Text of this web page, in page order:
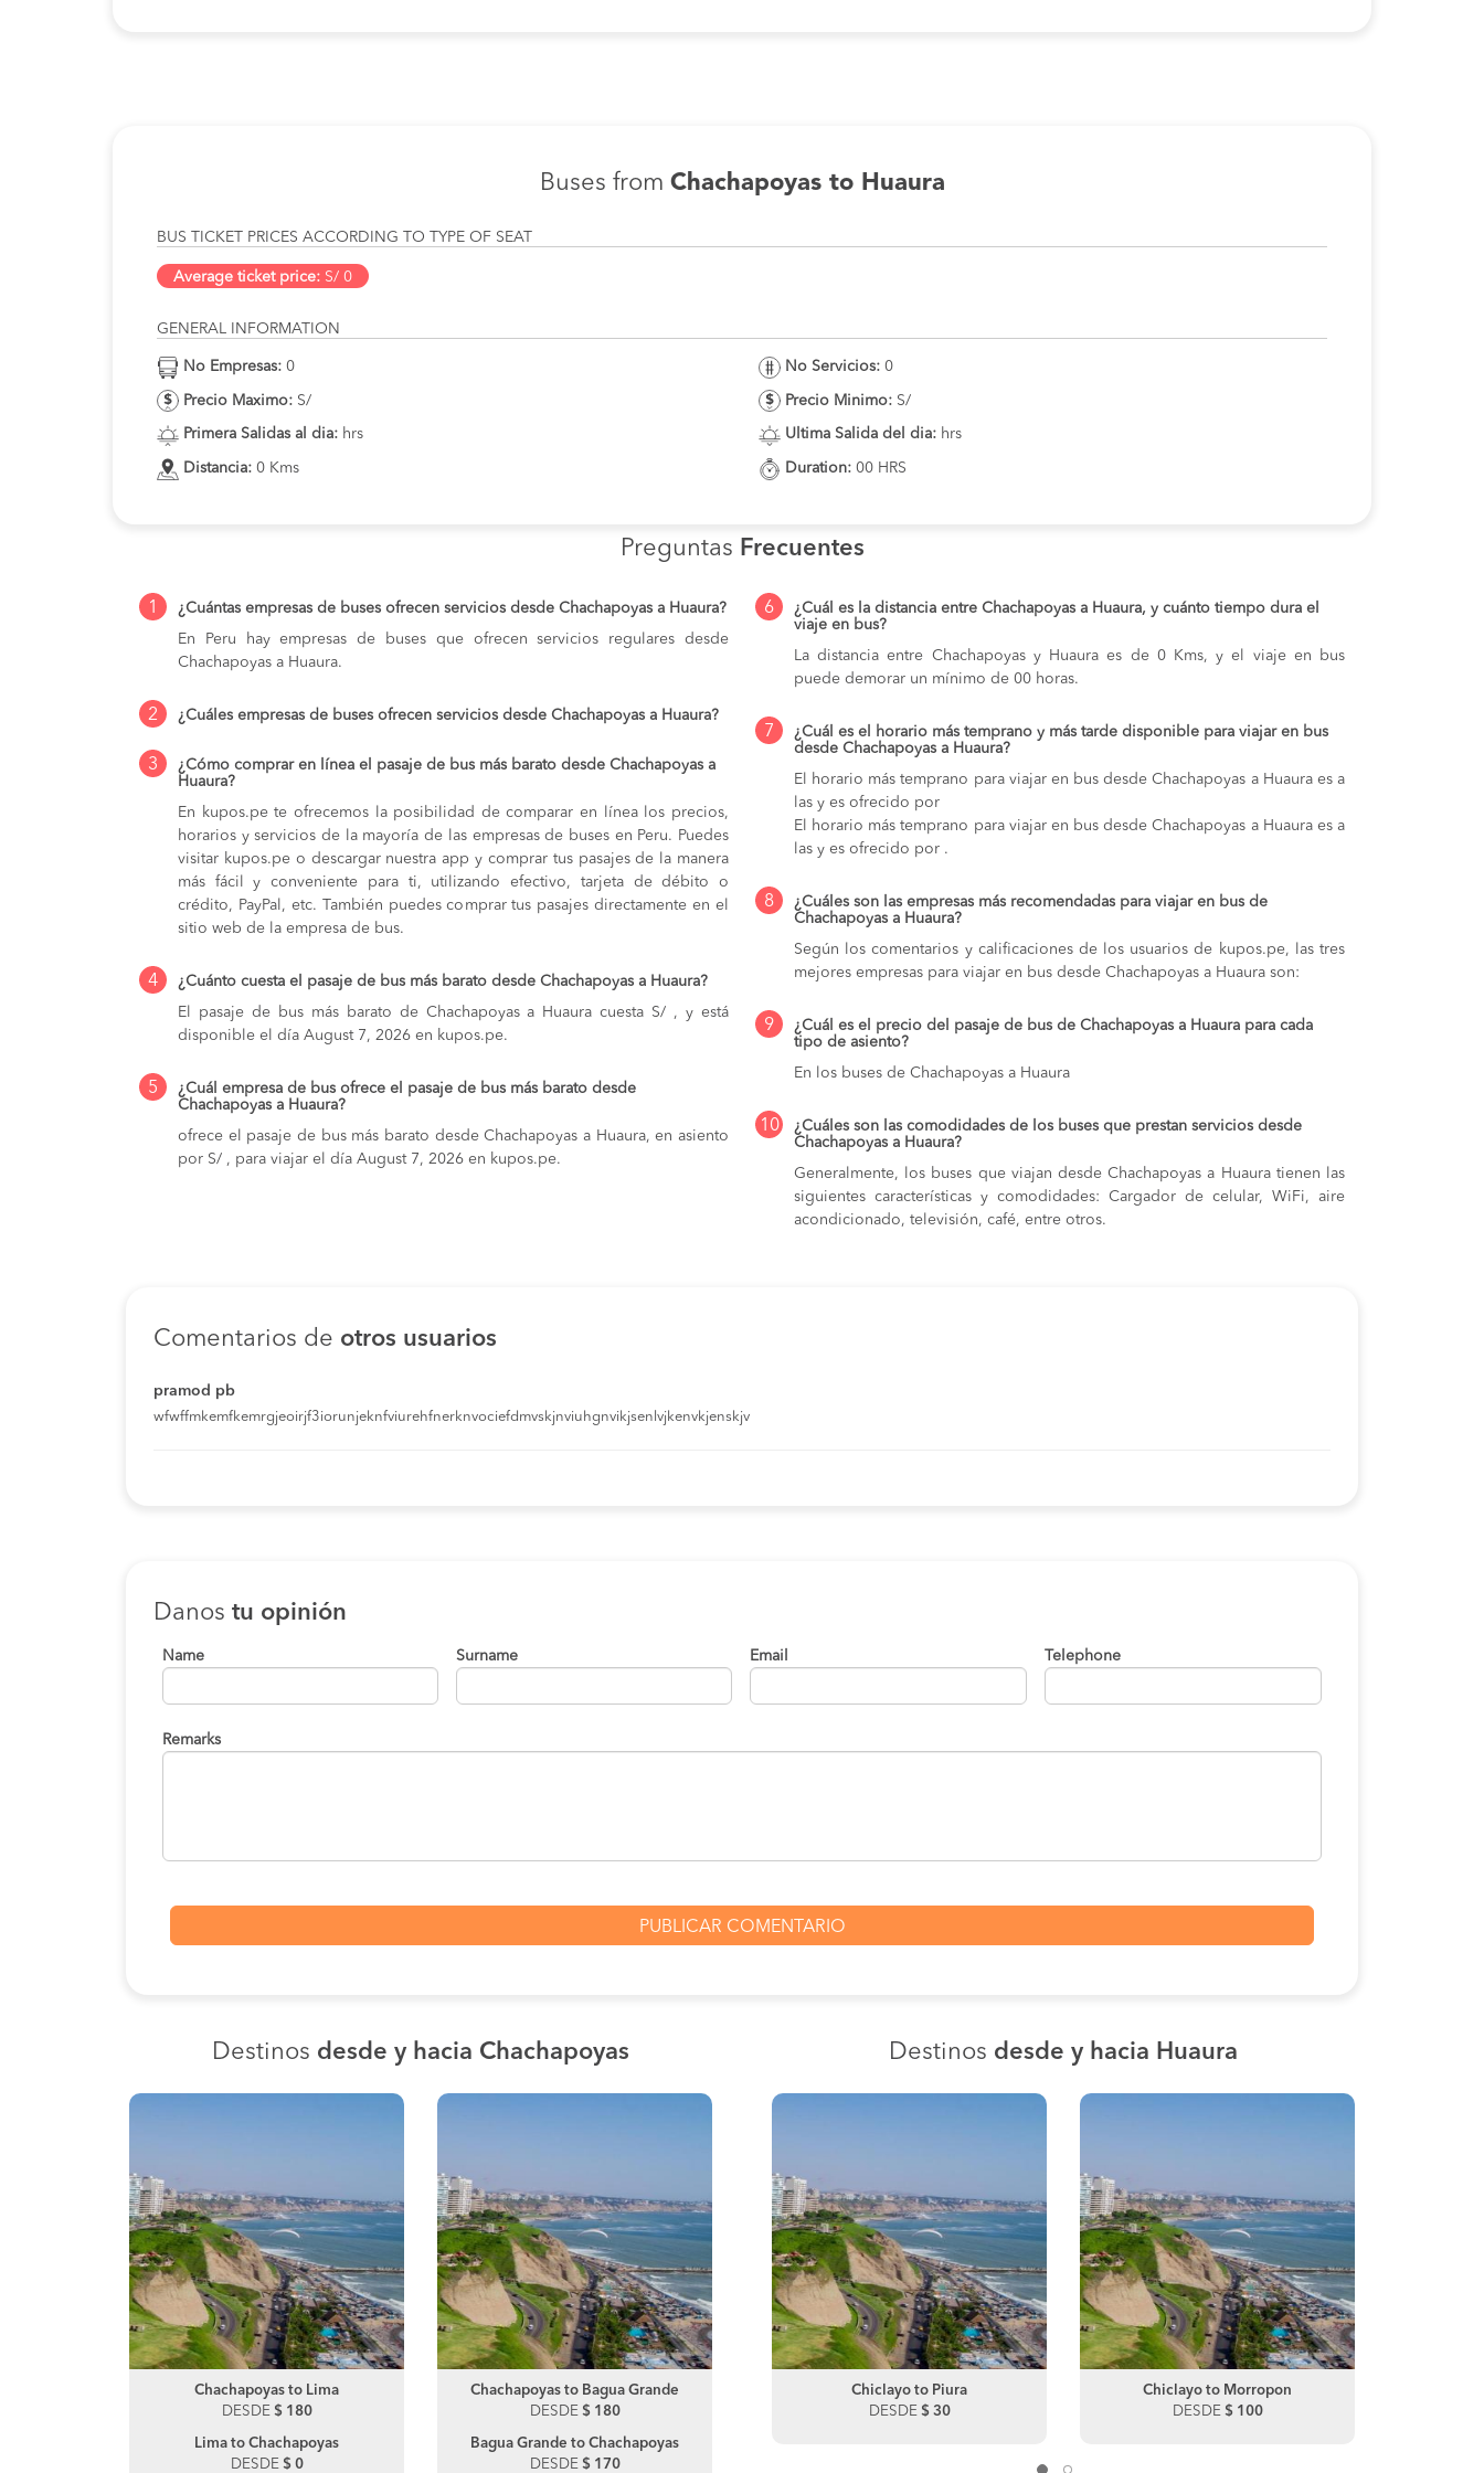
Buses from Chachapoyas to Huaura
BUS TICKET PRICES ACCORDING TO TYPE OF SEAT
Average ticket price: S/ 0
GENERAL INFORMATION
No Empresas: 0
Precio Maximo: S/
Primera Salidas al dia: hrs
Distancia: 0 Kms
No Servicios: 0
Precio Minimo: S/
Ultima Salida del dia: hrs
Duration: 00 HRS
Preguntas Frecuentes
1
¿Cuántas empresas de buses ofrecen servicios desde Chachapoyas a Huaura?
En Peru hay empresas de buses que ofrecen servicios regulares desde
Chachapoyas a Huaura.
2 ¿Cuáles empresas de buses ofrecen servicios desde Chachapoyas a Huaura?
3
¿Cómo comprar en línea el pasaje de bus más barato desde Chachapoyas a
Huaura?
En kupos.pe te ofrecemos la posibilidad de comparar en línea los precios,
horarios y servicios de la mayoría de las empresas de buses en Peru. Puedes
visitar kupos.pe o descargar nuestra app y comprar tus pasajes de la manera
más fácil y conveniente para ti, utilizando efectivo, tarjeta de débito o
crédito, PayPal, etc. También puedes comprar tus pasajes directamente en el
sitio web de la empresa de bus.
4
¿Cuánto cuesta el pasaje de bus más barato desde Chachapoyas a Huaura?
El pasaje de bus más barato de Chachapoyas a Huaura cuesta S/ , y está
disponible el día August 7, 2026 en kupos.pe.
5
¿Cuál empresa de bus ofrece el pasaje de bus más barato desde
Chachapoyas a Huaura?
ofrece el pasaje de bus más barato desde Chachapoyas a Huaura, en asiento
por S/ , para viajar el día August 7, 2026 en kupos.pe.
6
¿Cuál es la distancia entre Chachapoyas a Huaura, y cuánto tiempo dura el
viaje en bus?
La distancia entre Chachapoyas y Huaura es de 0 Kms, y el viaje en bus
puede demorar un mínimo de 00 horas.
7
¿Cuál es el horario más temprano y más tarde disponible para viajar en bus
desde Chachapoyas a Huaura?
El horario más temprano para viajar en bus desde Chachapoyas a Huaura es a
las y es ofrecido por
El horario más temprano para viajar en bus desde Chachapoyas a Huaura es a
las y es ofrecido por .
8
¿Cuáles son las empresas más recomendadas para viajar en bus de
Chachapoyas a Huaura?
Según los comentarios y calificaciones de los usuarios de kupos.pe, las tres
mejores empresas para viajar en bus desde Chachapoyas a Huaura son:
9
¿Cuál es el precio del pasaje de bus de Chachapoyas a Huaura para cada
tipo de asiento?
En los buses de Chachapoyas a Huaura
10
¿Cuáles son las comodidades de los buses que prestan servicios desde
Chachapoyas a Huaura?
Generalmente, los buses que viajan desde Chachapoyas a Huaura tienen las
siguientes características y comodidades: Cargador de celular, WiFi, aire
acondicionado, televisión, café, entre otros.
Comentarios de otros usuarios
pramod pb
wfwffmkemfkemrgjeoirjf3iorunjeknfviurehfnerknvociefdmvskjnviuhgnvikjsenlvjkenvkjenskjv
Danos tu opinión
Name Surname Email Telephone
Remarks
Destinos desde y hacia Chachapoyas
Chachapoyas to Lima
DESDE $ 180
Lima to Chachapoyas
DESDE $ 0
Chachapoyas to Bagua Grande
DESDE $ 180
Bagua Grande to Chachapoyas
DESDE $ 170
Chachapoyas to Pedro Ruiz
DESDE$ 180
Chachapoyas to Lima
DESDE$ 180
Destinos desde y hacia Huaura
Chiclayo to Morropon
DESDE$ 100
Chiclayo to Chulucanas
DESDE$ 100
Chiclayo to Piura
DESDE $ 30
Chiclayo to Morropon
DESDE $ 100